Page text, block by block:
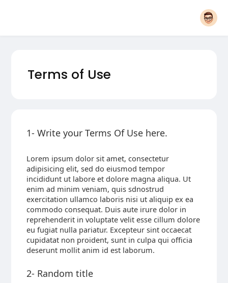
Terms of Use
1- Write your Terms Of Use here.
Lorem ipsum dolor sit amet, consectetur
adipisicing elit, sed do eiusmod tempor
incididunt ut labore et dolore magna aliqua. Ut
enim ad minim veniam, quis sdnostrud
exercitation ullamco laboris nisi ut aliquip ex ea
commodo consequat. Duis aute irure dolor in
reprehenderit in voluptate velit esse cillum dolore
eu fugiat nulla pariatur. Excepteur sint occaecat
cupidatat non proident, sunt in culpa qui officia
deserunt mollit anim id est laborum.
2- Random title